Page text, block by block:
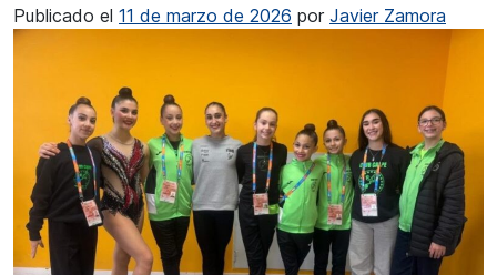
Publicado el 11 de marzo de 2026 por Javier Zamora